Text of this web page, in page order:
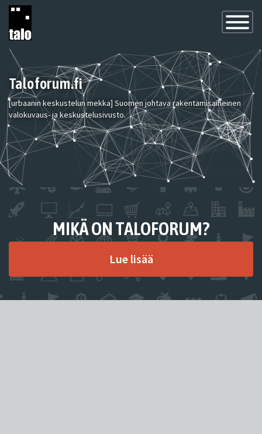
Toggle
Taloforum.fi
[urbaanin keskustelun mekka] Suomen johtava rakentamisaiheinen
valokuvaus- ja keskustelusivusto.
MIKÄ ON TALOFORUM?
Lue lisää